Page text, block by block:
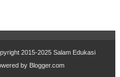
ight 2015-2025 Salam Edukasi
by Blogger.com